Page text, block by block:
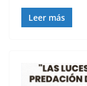
Leer más